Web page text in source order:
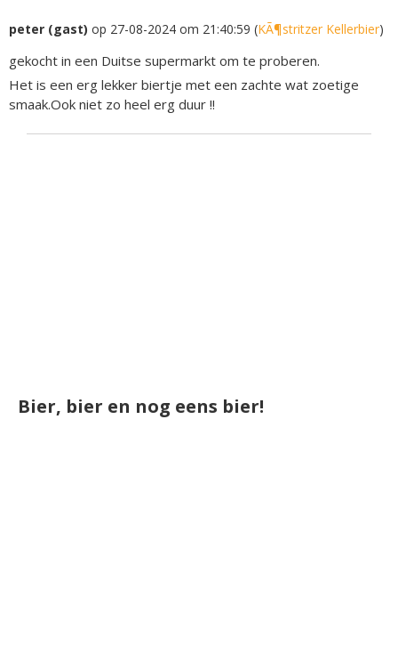
peter (gast) op 27-08-2024 om 21:40:59 (KÃ¶stritzer Kellerbier)
gekocht in een Duitse supermarkt om te proberen.
Het is een erg lekker biertje met een zachte wat zoetige
smaak.Ook niet zo heel erg duur !!
Bier, bier en nog eens bier!